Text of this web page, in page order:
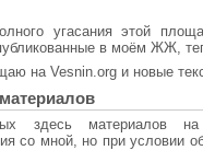
угасания этой
в моём ЖЖ,
на Vesnin.org и новые
здесь материалов
со мной, но при условии